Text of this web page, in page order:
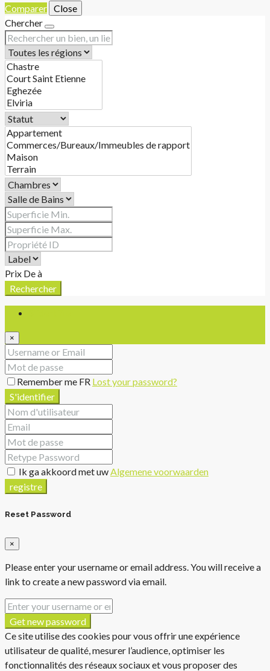
Comparer Close
Chercher
Prix Deà
Rechercher
×
Remember me FR Lost your password?
S'identifier
Ik ga akkoord met uwAlgemene voorwaarden
registre
Reset Password
×
Please enter your username or email address. You will receive a
link to create a new password via email.
Get new password
Ce site utilise des cookies pour vous offrir une expérience
utilisateur de qualité, mesurer l’audience, optimiser les
fonctionnalités des réseaux sociaux et vous proposer des